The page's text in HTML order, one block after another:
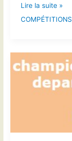
Chpts
Départementaux
Open
21/11/21)
Lire la suite »
COMPÉTITIONS